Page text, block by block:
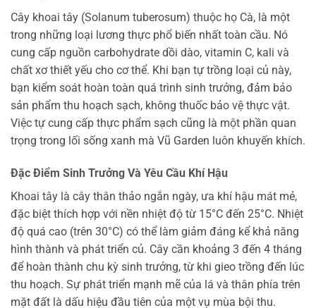
Cây khoai tây (Solanum tuberosum) thuộc họ Cà, là một
trong những loại lương thực phổ biến nhất toàn cầu. Nó
cung cấp nguồn carbohydrate dồi dào, vitamin C, kali và
chất xơ thiết yếu cho cơ thể. Khi bạn tự trồng loại củ này,
bạn kiểm soát hoàn toàn quá trình sinh trưởng, đảm bảo
sản phẩm thu hoạch sạch, không thuốc bảo vệ thực vật.
Việc tự cung cấp thực phẩm sạch cũng là một phần quan
trọng trong lối sống xanh mà Vũ Garden luôn khuyến khích.
Đặc Điểm Sinh Trưởng Và Yêu Cầu Khí Hậu
Khoai tây là cây thân thảo ngắn ngày, ưa khí hậu mát mẻ,
đặc biệt thích hợp với nền nhiệt độ từ 15°C đến 25°C. Nhiệt
độ quá cao (trên 30°C) có thể làm giảm đáng kể khả năng
hình thành và phát triển củ. Cây cần khoảng 3 đến 4 tháng
để hoàn thành chu kỳ sinh trưởng, từ khi gieo trồng đến lúc
thu hoạch. Sự phát triển mạnh mẽ của lá và thân phía trên
mặt đất là dấu hiệu đầu tiên của một vụ mùa bội thu.